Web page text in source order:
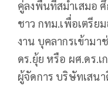
คู่ลงพื้นที่สม่ำเสมอ
ชาว กทม.เพื่อเตรีย
งาน บุคลากรเข้ามา
ดร.ยุ้ย หรือ ผศ.ดร.
ผู้จัดการ บริษัทเสน